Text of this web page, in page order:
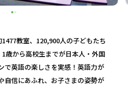
教室、120,900人の子どもたち
歳から高校生までが日本人・外国
で英語の楽しさを実感！英語力が
自信にあふれ、お子さまの姿勢が